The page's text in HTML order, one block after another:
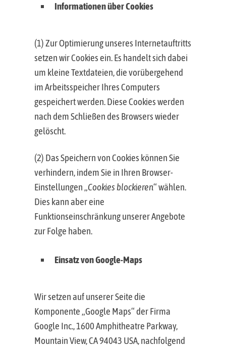
Informationen über Cookies
(1) Zur Optimierung unseres Internetauftritts
setzen wir Cookies ein. Es handelt sich dabei
um kleine Textdateien, die vorübergehend
im Arbeitsspeicher Ihres Computers
gespeichert werden. Diese Cookies werden
nach dem Schließen des Browsers wieder
gelöscht.
(2) Das Speichern von Cookies können Sie
verhindern, indem Sie in Ihren Browser-
Einstellungen „Cookies blockieren“ wählen.
Dies kann aber eine
Funktionseinschränkung unserer Angebote
zur Folge haben.
Einsatz von Google-Maps
Wir setzen auf unserer Seite die
Komponente „Google Maps“ der Firma
Google Inc., 1600 Amphitheatre Parkway,
Mountain View, CA 94043 USA, nachfolgend